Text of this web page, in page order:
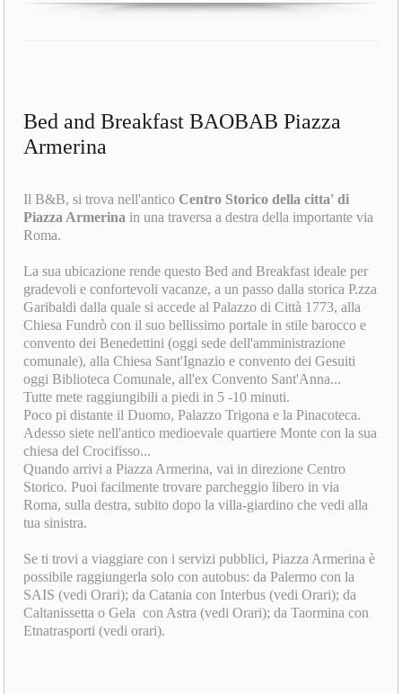
Bed and Breakfast BAOBAB Piazza
Armerina
Il B&B, si trova nell'antico Centro Storico della citta' di
Piazza Armerina in una traversa a destra della importante via
Roma.
La sua ubicazione rende questo Bed and Breakfast ideale per
gradevoli e confortevoli vacanze, a un passo dalla storica P.zza
Garibaldi dalla quale si accede al Palazzo di Città 1773, alla
Chiesa Fundrò con il suo bellissimo portale in stile barocco e
convento dei Benedettini (oggi sede dell'amministrazione
comunale), alla Chiesa Sant'Ignazio e convento dei Gesuiti
oggi Biblioteca Comunale, all'ex Convento Sant'Anna...
Tutte mete raggiungibili a piedi in 5 -10 minuti.
Poco pi distante il Duomo, Palazzo Trigona e la Pinacoteca.
Adesso siete nell'antico medioevale quartiere Monte con la sua
chiesa del Crocifisso...
Quando arrivi a Piazza Armerina, vai in direzione Centro
Storico. Puoi facilmente trovare parcheggio libero in via
Roma, sulla destra, subito dopo la villa-giardino che vedi alla
tua sinistra.
Se ti trovi a viaggiare con i servizi pubblici, Piazza Armerina è
possibile raggiungerla solo con autobus: da Palermo con la
SAIS (vedi Orari); da Catania con Interbus (vedi Orari); da
Caltanissetta o Gela con Astra (vedi Orari); da Taormina con
Etnatrasporti (vedi orari).